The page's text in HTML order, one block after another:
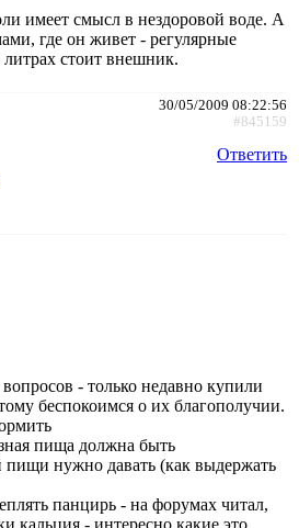
имеет смысл в нездоровой воде. А
где он живет - регулярные
стоит внешник.
30/05/2009 08:22:56
#845159
Ответить
- только недавно купили
беспокоимся о их благополучии.
пища должна быть
пищи нужно давать (как выдержать
панцирь - на форумах читал,
кальция - интересно какие это